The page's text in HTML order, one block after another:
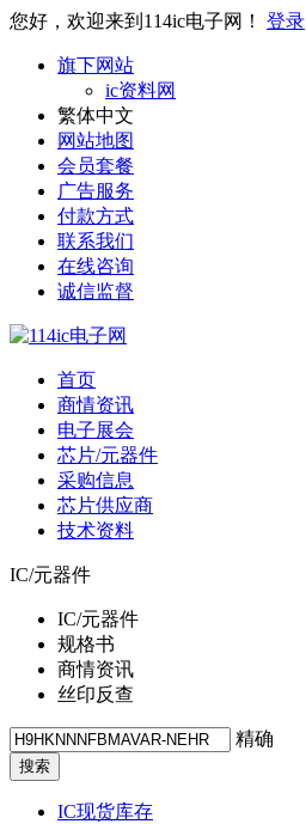
您好，欢迎来到114ic电子网！ 登录
旗下网站
ic资料网
繁体中文
网站地图
会员套餐
广告服务
付款方式
联系我们
在线咨询
诚信监督
首页
商情资讯
电子展会
芯片/元器件
采购信息
芯片供应商
技术资料
IC/元器件
IC/元器件
规格书
商情资讯
丝印反查
精确
IC现货库存